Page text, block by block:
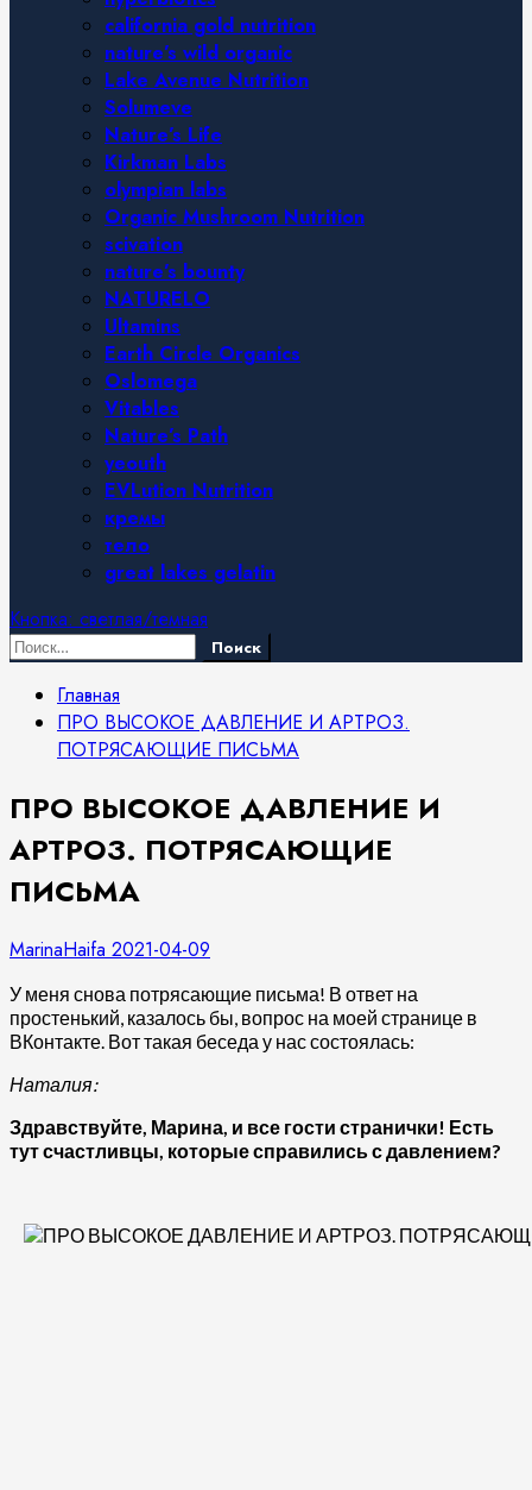
california gold nutrition
nature’s wild organic
Lake Avenue Nutrition
Solumeve
Nature’s Life
Kirkman Labs
olympian labs
Organic Mushroom Nutrition
scivation
nature’s bounty
NATURELO
Ultamins
Earth Circle Organics
Oslomega
Vitables
Nature’s Path
yeouth
EVLution Nutrition
кремы
тело
great lakes gelatin
Кнопка: светлая/темная
Найти:
Главная
ПРО ВЫСОКОЕ ДАВЛЕНИЕ И АРТРОЗ.
ПОТРЯСАЮЩИЕ ПИСЬМА
ПРО ВЫСОКОЕ ДАВЛЕНИЕ И
АРТРОЗ. ПОТРЯСАЮЩИЕ
ПИСЬМА
MarinaHaifa 2021-04-09
У меня снова потрясающие письма! В ответ на
простенький, казалось бы, вопрос на моей странице в
ВКонтакте. Вот такая беседа у нас состоялась:
Наталия:
Здравствуйте, Марина, и все гости странички! Есть
тут счастливцы, которые справились с давлением?